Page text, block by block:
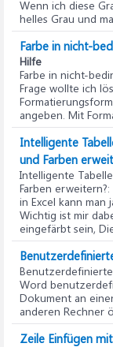
Wenn ich diese
helles Grau und
Farbe in nicht-
Hilfe
Farbe in nicht-
Frage wollte ich
angeben. Mit
Intelligente
und Farben
Intelligente
Farben erweitern?
in Excel kann man
Wichtig ist mir
eingefärbt sein,
Word
Dokument an
anderen Rechner
Zeile Einfügen